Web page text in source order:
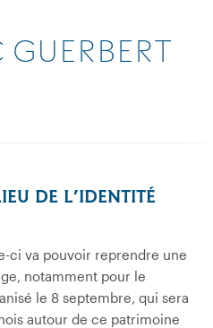
DE L’IDENTITÉ
ci va pouvoir reprendre une
notamment pour le
le 8 septembre, qui sera
autour de ce patrimoine